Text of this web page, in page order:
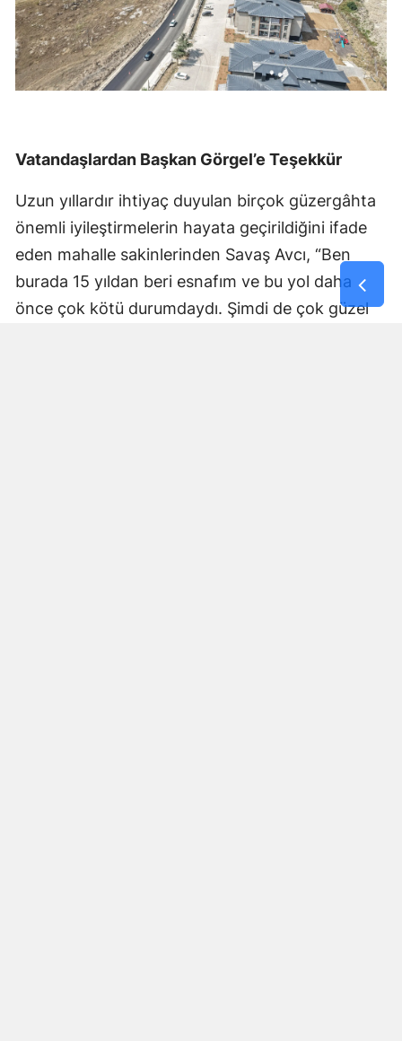
Vatandaşlardan Başkan Görgel’e Teşekkür
Uzun yıllardır ihtiyaç duyulan birçok güzergâhta
önemli iyileştirmelerin hayata geçirildiğini ifade
eden mahalle sakinlerinden Savaş Avcı, “Ben
burada 15 yıldan beri esnafım ve bu yol daha
önce çok kötü durumdaydı. Şimdi de çok güzel